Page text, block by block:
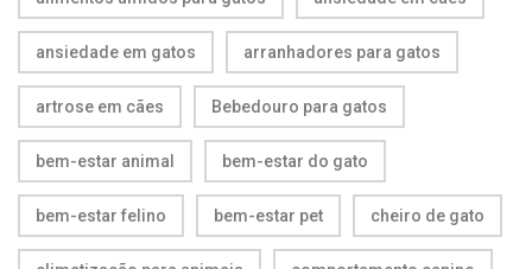
ansiedade em gatos arranhadores para gatos
artrose em cães Bebedouro para gatos
bem-estar animal bem-estar do gato
bem-estar felino bem-estar pet cheiro de gato